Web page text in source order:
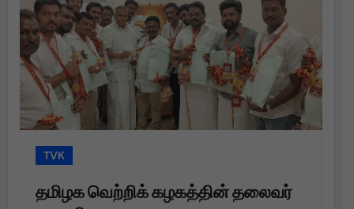
தலைவர்
தமிழக வெற்றிக்